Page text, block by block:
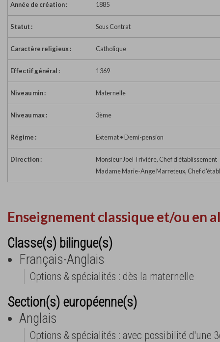
Année de création : 1885
Statut : Sous Contrat
Caractère religieux : Catholique
Effectif général : 1 369
Niveau min : Maternelle
Niveau max : 3ème
Régime : Externat • Demi-pension
Direction :
Monsieur Joël Trivière, Chef d'établissement
Madame Marie-Ange Marreteux, Chef
Enseignement classique et/ou en
Classe(s) bilingue(s)
Français-Anglais
Options & spécialités : dès la maternelle
Section(s) européenne(s)
Anglais
Options & spécialités : avec possibilité d'une